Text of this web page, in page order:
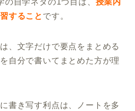
すること です。
、文字だけで要点をまとめる
自分で書いてまとめた方が理
書き写す利点は、ノートを多